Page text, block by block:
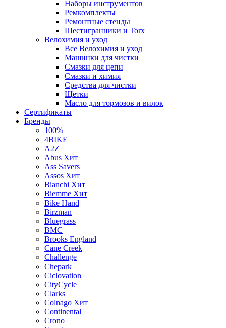
Наборы инструментов
Ремкомплекты
Ремонтные стенды
Шестигранники и Torx
Велохимия и уход
Все Велохимия и уход
Машинки для чистки
Смазки для цепи
Смазки и химия
Средства для чистки
Щетки
Масло для тормозов и вилок
Сертификаты
Бренды
100%
4BIKE
A2Z
Abus Хит
Ass Savers
Assos Хит
Bianchi Хит
Biemme Хит
Bike Hand
Birzman
Bluegrass
BMC
Brooks England
Cane Creek
Challenge
Chepark
Ciclovation
CityCycle
Clarks
Colnago Хит
Continental
Crono